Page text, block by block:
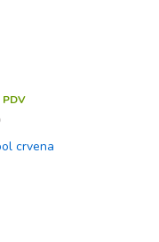
PDV
crvena